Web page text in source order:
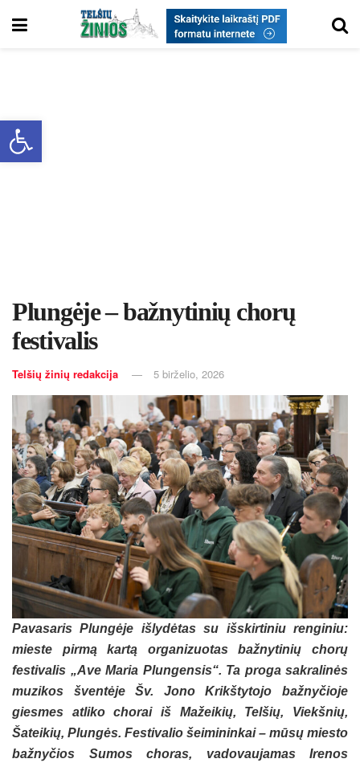
Open toolbar
Plungėje – bažnytinių chorų
festivalis
Telšių žinių redakcija 5 birželio, 2026
Pavasaris Plungėje išlydėtas su išskirtiniu renginiu:
mieste pirmą kartą organizuotas bažnytinių chorų
festivalis „Ave Maria Plungensis“. Ta proga sakralinės
muzikos šventėje Šv. Jono Krikštytojo bažnyčioje
giesmes atliko chorai iš Mažeikių, Telšių, Viekšnių,
Šateikių, Plungės. Festivalio šeimininkai – mūsų miesto
bažnyčios Sumos choras, vadovaujamas Irenos